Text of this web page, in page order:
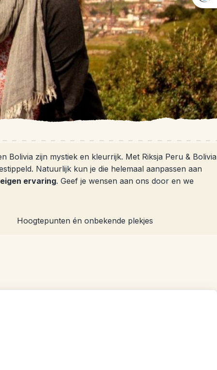
Bolivia zijn mystiek en kleurrijk. Met Riksja Peru & Bolivia
Natuurlijk kun je die helemaal aanpassen aan
eigen ervaring. Geef je wensen aan ons door en we
Hoogtepunten én onbekende plekjes